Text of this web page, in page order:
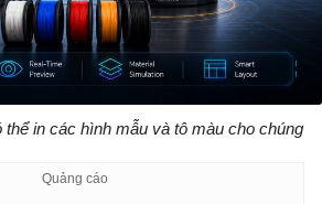
thể in các hình mẫu và tô màu cho chúng